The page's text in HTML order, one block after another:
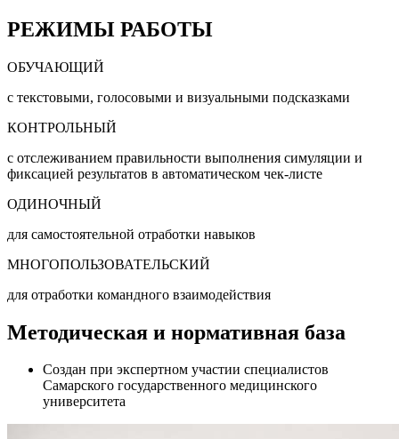
РЕЖИМЫ РАБОТЫ
ОБУЧАЮЩИЙ
с текстовыми, голосовыми и визуальными подсказками
КОНТРОЛЬНЫЙ
с отслеживанием правильности выполнения симуляции и
фиксацией результатов в автоматическом чек-листе
ОДИНОЧНЫЙ
для самостоятельной отработки навыков
МНОГОПОЛЬЗОВАТЕЛЬСКИЙ
для отработки командного взаимодействия
Методическая и нормативная база
Создан при экспертном участии специалистов
Самарского государственного медицинского
университета